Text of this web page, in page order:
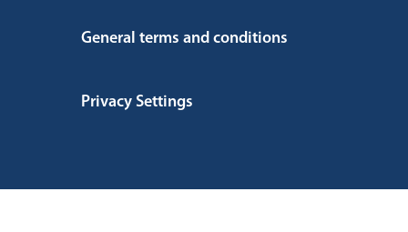
General terms and conditions
Privacy Settings